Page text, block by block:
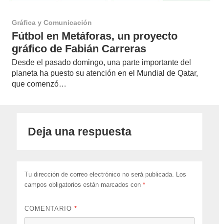
Gráfica y Comunicación
Fútbol en Metáforas, un proyecto
gráfico de Fabián Carreras
Desde el pasado domingo, una parte importante del
planeta ha puesto su atención en el Mundial de Qatar,
que comenzó…
Deja una respuesta
Tu dirección de correo electrónico no será publicada.
Los
campos obligatorios están marcados con*
COMENTARIO*